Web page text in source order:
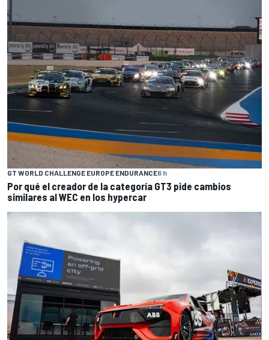
GT WORLD CHALLENGE EUROPE ENDURANCE6 h
Por qué el creador de la categoría GT3 pide cambios
similares al WEC en los hypercar